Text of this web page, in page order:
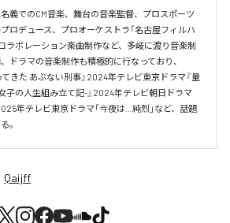
義でのCM音楽、舞台の音楽監督、プロスポーツ
ロデュース、プロオーケストラ「名古屋フィルハ
ラボレーション楽曲制作など、多岐に渡り音楽制
ドラマの音楽制作も積極的に行なっており、
きた あぶない刑事』2024年テレビ東京ドラマ『量
子の人生組み立て記-』2024年テレビ朝日ドラマ
年テレビ東京ドラマ「今夜は…純烈」など、話題
。
Qaijff